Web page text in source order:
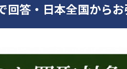
回答・日本全国から